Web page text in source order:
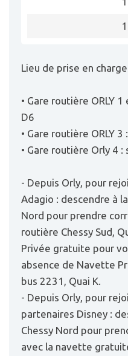
Lieu de prise en charge
• Gare routière ORLY
D6
• Gare routière ORLY
• Gare routière Orly 4
- Depuis Orly, pour
Adagio : descendre à
Nord pour prendre
routière Chessy Sud,
Privée gratuite pour
absence de Navette
bus 2231, Quai K.
- Depuis Orly, pour
partenaires Disney :
Chessy Nord pour
avec la navette